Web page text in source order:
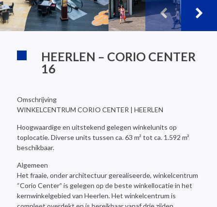
HEERLEN – CORIO CENTER
16
Omschrijving
WINKELCENTRUM CORIO CENTER | HEERLEN
Hoogwaardige en uitstekend gelegen winkelunits op
toplocatie. Diverse units tussen ca. 63 m² tot ca. 1.592 m²
beschikbaar.
Algemeen
Het fraaie, onder architectuur gerealiseerde, winkelcentrum
“Corio Center” is gelegen op de beste winkellocatie in het
kernwinkelgebied van Heerlen. Het winkelcentrum is